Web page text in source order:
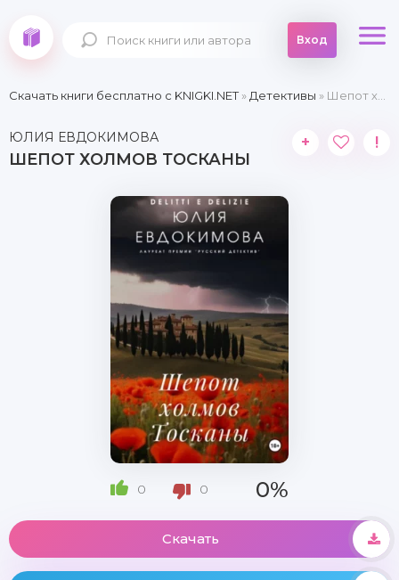
Вход
Скачать книги бесплатно c KNIGKI.NET» Детективы » Шепот холмов Тосканы
ЮЛИЯ ЕВДОКИМОВА
ШЕПОТ ХОЛМОВ ТОСКАНЫ
+ !
0 0 0%
Скачать